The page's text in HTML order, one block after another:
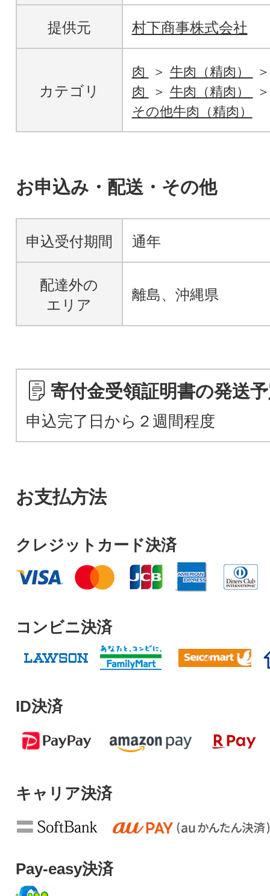
提供元 村下商事株式会社
カテゴリ
肉
牛肉（精肉）
肉
牛肉（精肉）
その他牛肉（精肉）
お申込み・配送・その他
申込受付期間 通年
配達外の
エリア
離島、沖縄県
寄付金受領証明書の発送
申込完了日から２週間程度
お支払方法
クレジットカード決済
コンビニ決済
ID決済
キャリア決済
Pay-easy決済